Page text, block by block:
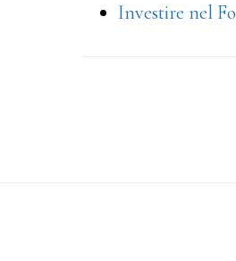
Investire nel